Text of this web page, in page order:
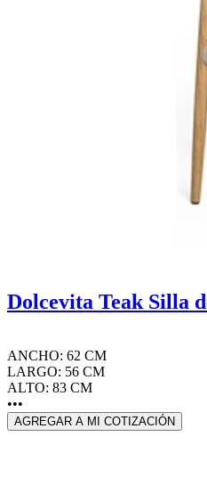
Dolcevita Teak Silla
ANCHO: 62 CM
LARGO: 56 CM
ALTO: 83 CM
•••
AGREGAR A MI COTIZACIÓN